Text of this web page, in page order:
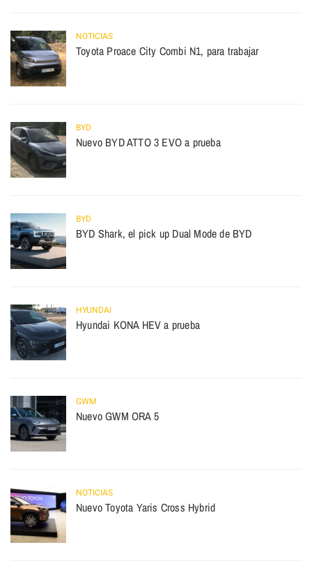
NOTICIAS
Toyota Proace City Combi N1, para trabajar
BYD
Nuevo BYD ATTO 3 EVO a prueba
BYD
BYD Shark, el pick up Dual Mode de BYD
HYUNDAI
Hyundai KONA HEV a prueba
GWM
Nuevo GWM ORA 5
NOTICIAS
Nuevo Toyota Yaris Cross Hybrid